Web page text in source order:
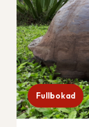
Fullbokad